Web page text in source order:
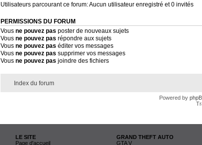
Utilisateurs parcourant ce forum: Aucun utilisateur enregistré et 0 invités
PERMISSIONS DU FORUM
Vous ne pouvez pas poster de nouveaux sujets
Vous ne pouvez pas répondre aux sujets
Vous ne pouvez pas éditer vos messages
Vous ne pouvez pas supprimer vos messages
Vous ne pouvez pas joindre des fichiers
Index du forum
Powered by
LE SITE
Page d'accueil
GRAND THEFT AUTO
GTA V